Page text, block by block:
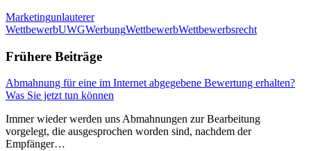
Marketingunlauterer
WettbewerbUWGWerbungWettbewerbWettbewerbsrecht
Frühere Beiträge
Abmahnung für eine im Internet abgegebene Bewertung erhalten?
Was Sie jetzt tun können
Immer wieder werden uns Abmahnungen zur Bearbeitung
vorgelegt, die ausgesprochen worden sind, nachdem der
Empfänger…